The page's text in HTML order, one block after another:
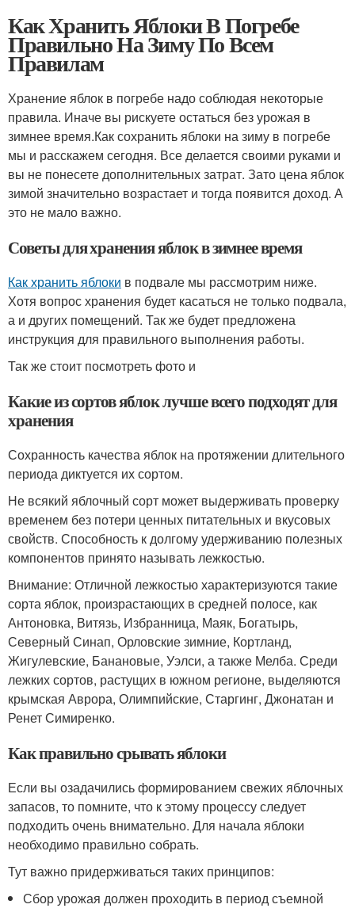
Как Хранить Яблоки В Погребе
Правильно На Зиму По Всем
Правилам
Хранение яблок в погребе надо соблюдая некоторые
правила. Иначе вы рискуете остаться без урожая в
зимнее время.Как сохранить яблоки на зиму в погребе
мы и расскажем сегодня. Все делается своими руками и
вы не понесете дополнительных затрат. Зато цена яблок
зимой значительно возрастает и тогда появится доход. А
это не мало важно.
Советы для хранения яблок в зимнее время
Как хранить яблоки в подвале мы рассмотрим ниже.
Хотя вопрос хранения будет касаться не только подвала,
а и других помещений. Так же будет предложена
инструкция для правильного выполнения работы.
Так же стоит посмотреть фото и
Какие из сортов яблок лучше всего подходят для
хранения
Сохранность качества яблок на протяжении длительного
периода диктуется их сортом.
Не всякий яблочный сорт может выдерживать проверку
временем без потери ценных питательных и вкусовых
свойств. Способность к долгому удерживанию полезных
компонентов принято называть лежкостью.
Внимание: Отличной лежкостью характеризуются такие
сорта яблок, произрастающих в средней полосе, как
Антоновка, Витязь, Избранница, Маяк, Богатырь,
Северный Синап, Орловские зимние, Кортланд,
Жигулевские, Банановые, Уэлси, а также Мелба. Среди
лежких сортов, растущих в южном регионе, выделяются
крымская Аврора, Олимпийские, Старгинг, Джонатан и
Ренет Симиренко.
Как правильно срывать яблоки
Если вы озадачились формированием свежих яблочных
запасов, то помните, что к этому процессу следует
подходить очень внимательно. Для начала яблоки
необходимо правильно собрать.
Тут важно придерживаться таких принципов:
Сбор урожая должен проходить в период съемной